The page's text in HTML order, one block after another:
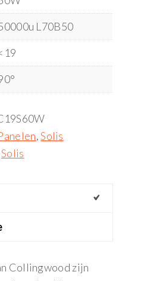
L70B50
,Solis
Solis
Collingwood zijn